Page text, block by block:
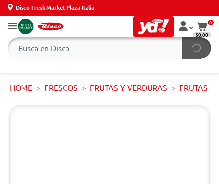
Disco Fresh Market Plaza Italia
0
$0,00
HOME FRESCOS FRUTAS Y VERDURAS FRUTAS